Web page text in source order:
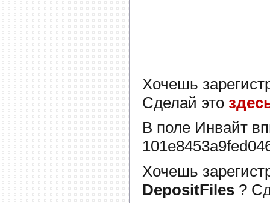
Хочешь
Сделай это
В поле Инвайт
Хочешь
DepositFiles ?